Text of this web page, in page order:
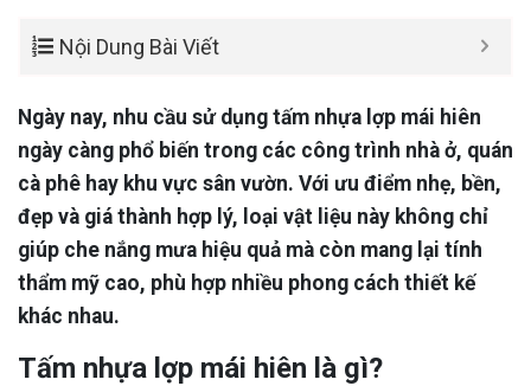
Nội Dung Bài Viết
Ngày nay, nhu cầu sử dụng tấm nhựa lợp mái hiên
ngày càng phổ biến trong các công trình nhà ở, quán
cà phê hay khu vực sân vườn. Với ưu điểm nhẹ, bền,
đẹp và giá thành hợp lý, loại vật liệu này không chỉ
giúp che nắng mưa hiệu quả mà còn mang lại tính
thẩm mỹ cao, phù hợp nhiều phong cách thiết kế
khác nhau.
Tấm nhựa lợp mái hiên là gì?